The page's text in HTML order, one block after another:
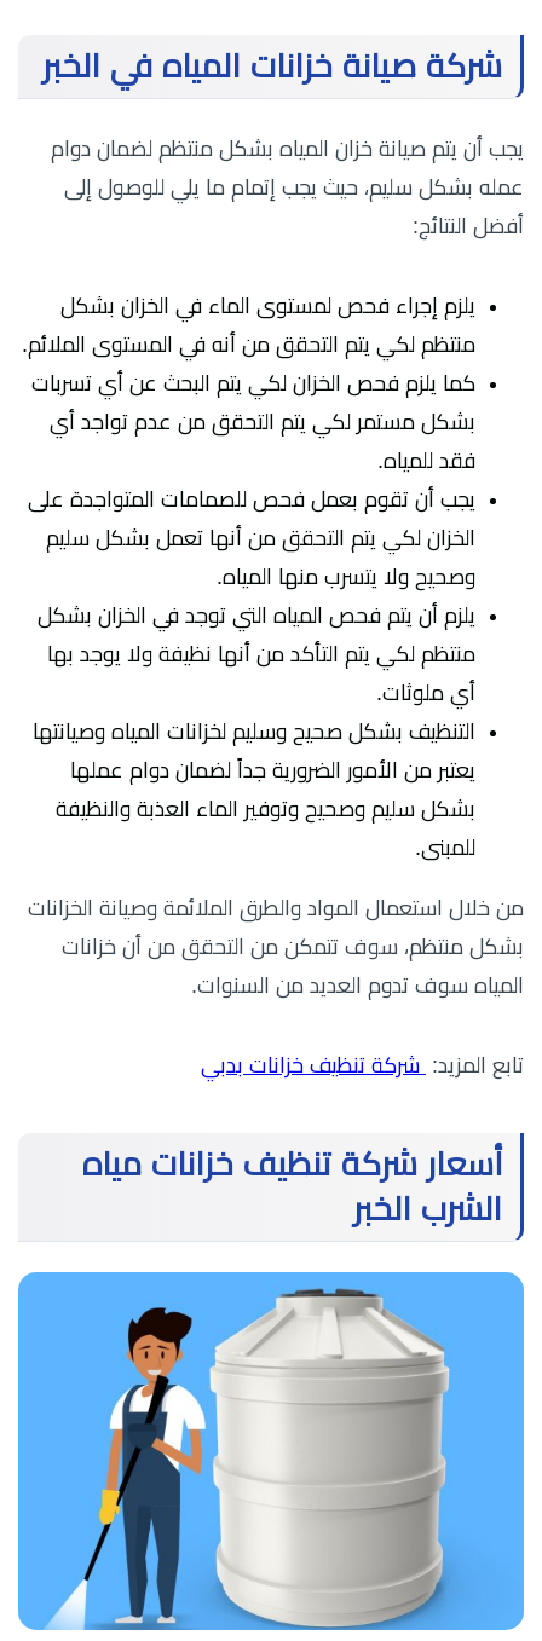
شركة صيانة خزانات المياه في الخبر
يجب أن يتم صيانة خزان المياه بشكل منتظم لضمان دوام
عمله بشكل سليم، حيث يجب إتمام ما يلي للوصول إلى
أفضل النتائج:
يلزم إجراء فحص لمستوى الماء في الخزان بشكل
منتظم لكي يتم التحقق من أنه في المستوى الملائم.
كما يلزم فحص الخزان لكي يتم البحث عن أي تسربات
بشكل مستمر لكي يتم التحقق من عدم تواجد أي
فقد للمياه.
يجب أن تقوم بعمل فحص للصمامات المتواجدة على
الخزان لكي يتم التحقق من أنها تعمل بشكل سليم
وصحيح ولا يتسرب منها المياه.
يلزم أن يتم فحص المياه التي توجد في الخزان بشكل
منتظم لكي يتم التأكد من أنها نظيفة ولا يوجد بها
أي ملوثات.
التنظيف بشكل صحيح وسليم لخزانات المياه وصيانتها
يعتبر من الأمور الضرورية جداً لضمان دوام عملها
بشكل سليم وصحيح وتوفير الماء العذبة والنظيفة
للمبنى.
من خلال استعمال المواد والطرق الملائمة وصيانة الخزانات
بشكل منتظم، سوف تتمكن من التحقق من أن خزانات
المياه سوف تدوم العديد من السنوات.
تابع المزيد: شركة تنظيف خزانات بدبي
أسعار شركة تنظيف خزانات مياه
الشرب الخبر